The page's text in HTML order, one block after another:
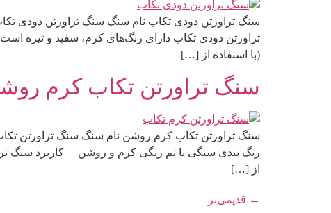
سنگ تراورتن دودی تکاب نام سنگ سنگ تراورتن دودی
تراورتن دودی تکاب دارای رنگ‌های کرم، سفید و تیره
(با استفاده از […]
سنگ تراورتن تکاب کرم
سنگ تراورتن تکاب کرم روشن نام سنگ سنگ تراورتن
رنگ بندی سنگی با تم رنگی کرم و روشن کاربرد سنگ
از […]
← قدیمی‌تر